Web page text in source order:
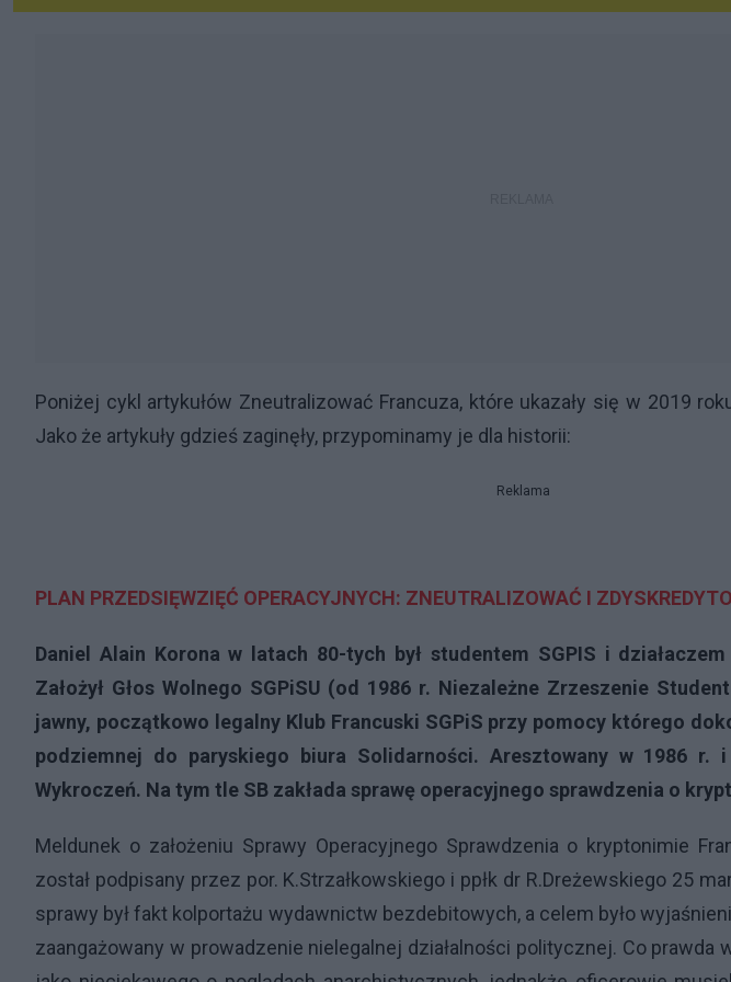
Poniżej cykl artykułów Zneutralizować Francuza, które ukazały się w 2019
Jako że artykuły gdzieś zaginęły, przypominamy je dla historii:
Reklama
PLAN PRZEDSIĘWZIĘĆ OPERACYJNYCH: ZNEUTRALIZOWAĆ I
Daniel Alain Korona w latach 80-tych był studentem SGPIS i
Założył Głos Wolnego SGPiSU (od 1986 r. Niezależne Zrzeszenie
jawny, początkowo legalny Klub Francuski SGPiS przy pomocy którego
podziemnej do paryskiego biura Solidarności. Aresztowany w 1986 r.
Wykroczeń. Na tym tle SB zakłada sprawę operacyjnego sprawdzenia o
Meldunek o założeniu Sprawy Operacyjnego Sprawdzenia o kryptonimie
został podpisany przez por. K.Strzałkowskiego i ppłk dr R.Dreżewskiego 25
sprawy był fakt kolportażu wydawnictw bezdebitowych, a celem było
zaangażowany w prowadzenie nielegalnej działalności politycznej. Co prawda